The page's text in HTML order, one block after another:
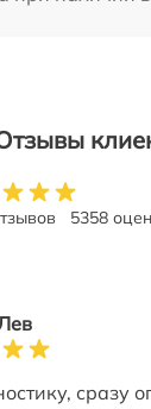
5358
сразу